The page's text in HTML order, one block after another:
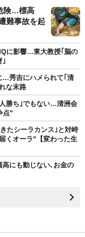
険…標高
難事故を起
に影響…東大教授｢脳の
｣
…秀吉にハメられて｢清
な末路
勝ち｣でもない…清洲会
点"
たシーラカンス｣と対峙
くオーラ"【変わった生
にも動じない､お金の